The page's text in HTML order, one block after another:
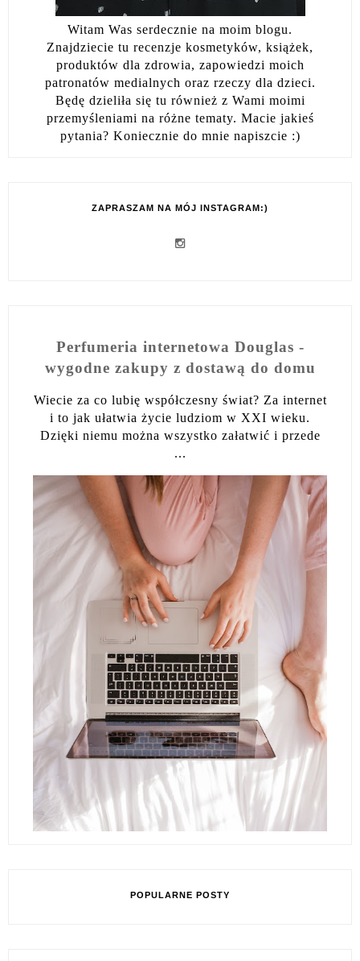
Witam Was serdecznie na moim blogu.
Znajdziecie tu recenzje kosmetyków, książek,
produktów dla zdrowia, zapowiedzi moich
patronatów medialnych oraz rzeczy dla dzieci.
Będę dzieliła się tu również z Wami moimi
przemyśleniami na różne tematy. Macie jakieś
pytania? Koniecznie do mnie napiszcie :)
ZAPRASZAM NA MÓJ INSTAGRAM:)
Perfumeria internetowa Douglas -
wygodne zakupy z dostawą do domu
Wiecie za co lubię współczesny świat? Za internet
i to jak ułatwia życie ludziom w XXI wieku.
Dzięki niemu można wszystko załatwić i przede
...
POPULARNE POSTY